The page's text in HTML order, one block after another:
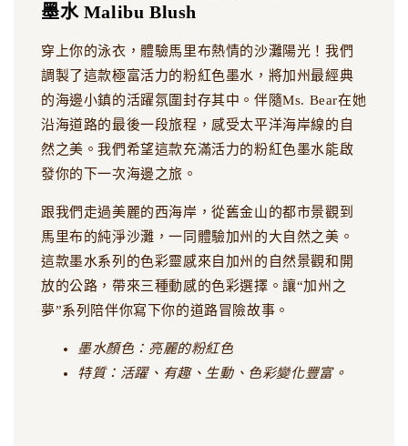
墨水 Malibu Blush
穿上你的泳衣，體驗馬里布熱情的沙灘陽光！我們
調製了這款極富活力的粉紅色墨水，將加州最經典
的海邊小鎮的活躍氛圍封存其中。伴隨Ms. Bear在她
沿海道路的最後一段旅程，感受太平洋海岸線的自
然之美。我們希望這款充滿活力的粉紅色墨水能啟
發你的下一次海邊之旅。
跟我們走過美麗的西海岸，從舊金山的都市景觀到
馬里布的純淨沙灘，一同體驗加州的大自然之美。
這款墨水系列的色彩靈感來自加州的自然景觀和開
放的公路，帶來三種動感的色彩選擇。讓“加州之
夢”系列陪伴你寫下你的道路冒險故事。
墨水顏色：亮麗的粉紅色
特質：活躍、有趣、生動、色彩變化豐富。